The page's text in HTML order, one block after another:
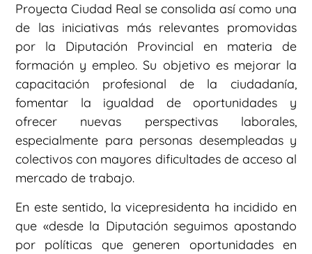
Proyecta Ciudad Real se consolida así como una
de las iniciativas más relevantes promovidas
por la Diputación Provincial en materia de
formación y empleo. Su objetivo es mejorar la
capacitación profesional de la ciudadanía,
fomentar la igualdad de oportunidades y
ofrecer nuevas perspectivas laborales,
especialmente para personas desempleadas y
colectivos con mayores dificultades de acceso al
mercado de trabajo.
En este sentido, la vicepresidenta ha incidido en
que «desde la Diputación seguimos apostando
por políticas que generen oportunidades en